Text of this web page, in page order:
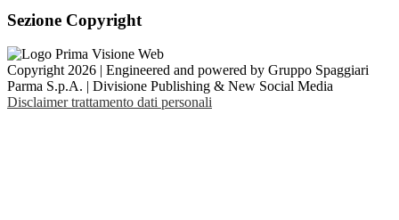
Sezione Copyright
Copyright 2026 | Engineered and powered by Gruppo Spaggiari
Parma S.p.A. | Divisione Publishing & New Social Media
Disclaimer trattamento dati personali